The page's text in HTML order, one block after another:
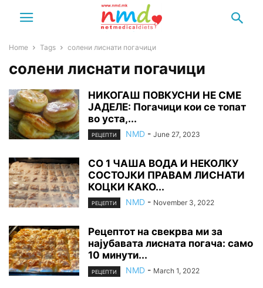
Home Tags солени лиснати погачици
солени лиснати погачици
НИКОГАШ ПОВКУСНИ НЕ СМЕ
ЈАДЕЛЕ: Погачици кои се топат
во уста,...
РЕЦЕПТИ NMD - June 27, 2023
СО 1 ЧАША ВОДА И НЕКОЛКУ
СОСТОЈКИ ПРАВАМ ЛИСНАТИ
КОЦКИ КАКО...
РЕЦЕПТИ NMD - November 3, 2022
Рецептот на свекрва ми за
најубавата лисната погача: само
10 минути...
РЕЦЕПТИ NMD - March 1, 2022